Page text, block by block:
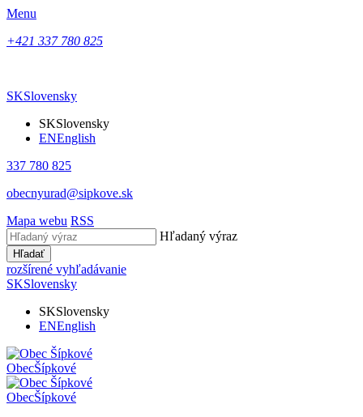
Menu
+421 337 780 825
SKSlovensky
SKSlovensky
ENEnglish
337 780 825
obecnyurad@sipkove.sk
Mapa webu RSS
Hľadaný výraz
Hľadať
rozšírené vyhľadávanie
SKSlovensky
SKSlovensky
ENEnglish
ObecŠípkové
ObecŠípkové